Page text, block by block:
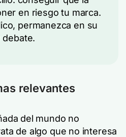
en riesgo tu marca.
permanezca en su
debate.
relevantes
del mundo no
de algo que no interesa